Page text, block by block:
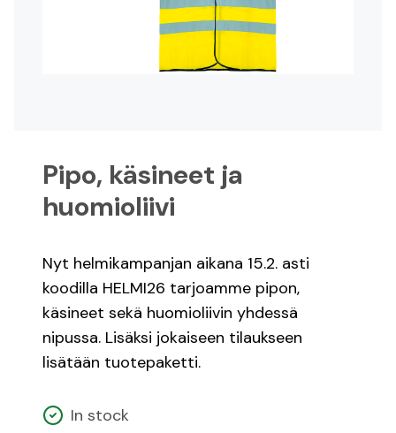
På svenska
In English
Pipo, käsineet ja
huomioliivi
Nyt helmikampanjan aikana 15.2. asti
koodilla HELMI26 tarjoamme pipon,
käsineet sekä huomioliivin yhdessä
nipussa. Lisäksi jokaiseen tilaukseen
lisätään tuotepaketti.
In stock